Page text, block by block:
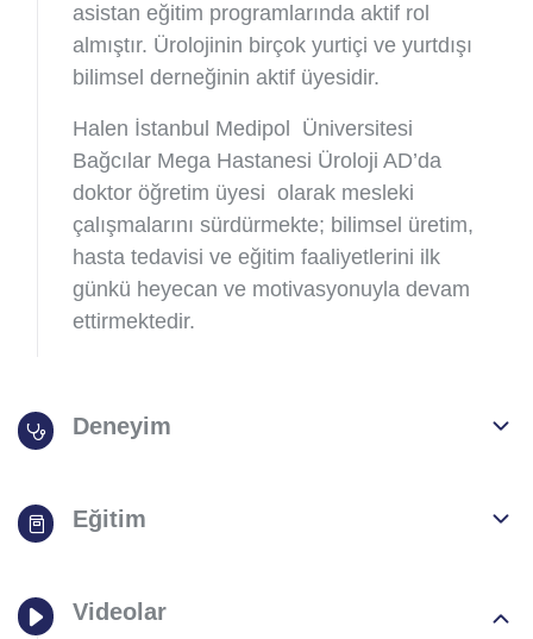
asistan eğitim programlarında aktif rol
almıştır. Ürolojinin birçok yurtiçi ve yurtdışı
bilimsel derneğinin aktif üyesidir.
Halen İstanbul Medipol Üniversitesi
Bağcılar Mega Hastanesi Üroloji AD’da
doktor öğretim üyesi olarak mesleki
çalışmalarını sürdürmekte; bilimsel üretim,
hasta tedavisi ve eğitim faaliyetlerini ilk
günkü heyecan ve motivasyonuyla devam
ettirmektedir.
Deneyim
Eğitim
Videolar